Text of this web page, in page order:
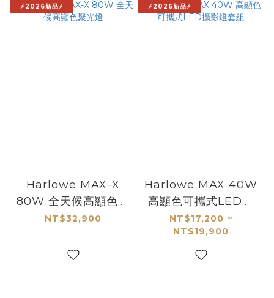
⚡2026新品⚡
Harlowe MAX-X
80W 全天候高顯色聚
光燈
NT$32,900
⚡2026新品⚡
Harlowe MAX 40W
高顯色可攜式LED攝
影燈套組
NT$17,200 ~
NT$19,900